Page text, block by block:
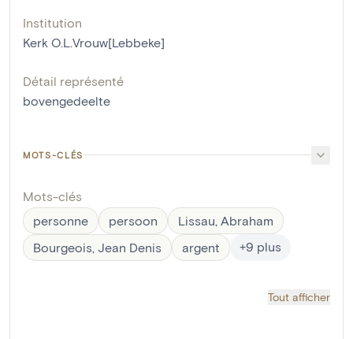
Institution
Kerk O.L.Vrouw[Lebbeke]
Détail représenté
bovengedeelte
MOTS-CLÉS
Mots-clés
personne
persoon
Lissau, Abraham
Bourgeois, Jean Denis
argent +9 plus
Tout afficher